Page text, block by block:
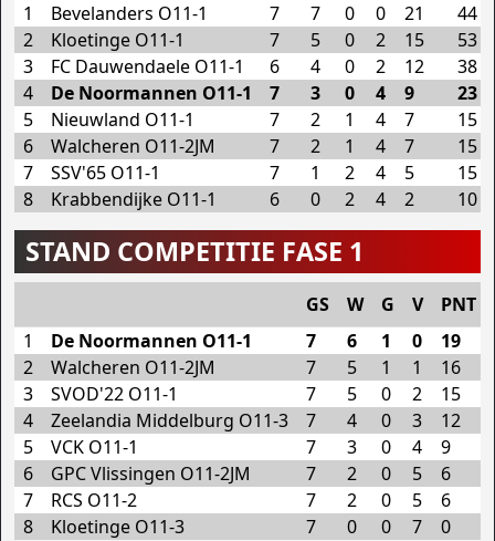
1
Bevelanders O11-1 7 7 0 0 21
44
2
Kloetinge O11-1 7 5 0 2 15
53
3
FC Dauwendaele O11-1 6 4 0 2 12
38
4
De Noormannen O11-1 7 3 0 4 9
23
5
Nieuwland O11-1 7 2 1 4 7
15
6
Walcheren O11-2JM 7 2 1 4 7
15
7
SSV'65 O11-1 7 1 2 4 5
15
8
Krabbendijke O11-1 6 0 2 4 2 10
STAND COMPETITIE FASE 1
GS W G V PNT
1
De Noormannen O11-1 7 6 1 0 19
2
Walcheren O11-2JM 7 5 1 1 16
3
SVOD'22 O11-1 7 5 0 2 15
4
Zeelandia Middelburg O11-3 7 4 0 3 12
5
VCK O11-1 7 3 0 4 9
6
GPC Vlissingen O11-2JM 7 2 0 5 6
7
RCS O11-2 7 2 0 5 6
8
Kloetinge O11-3 7 0 0 7 0